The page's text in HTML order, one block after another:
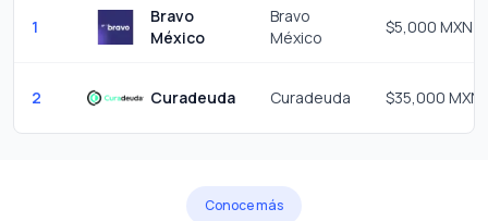
1
Bravo
México
Bravo
México
$5,000 MXN
2 Curadeuda Curadeuda $35,000 MXN
Conoce más